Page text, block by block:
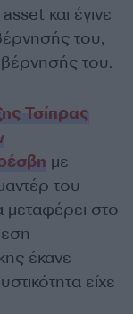
και έγινε
του,
του.
Τσίπρας
με
του
μεταφέρει στο
έκανε
είχε